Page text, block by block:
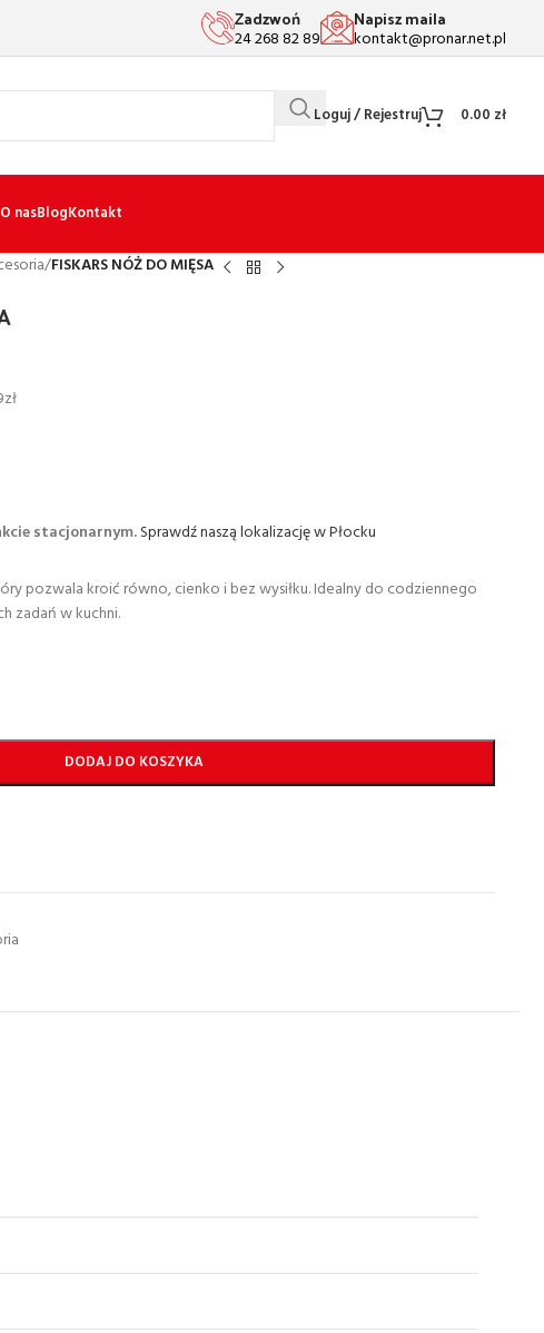
Zadzwoń
24 268 82 89
Napisz maila
kontakt@pronar.net.pl
Loguj / Rejestruj 0.00 zł
O nasBlogKontakt
/FISKARS NÓŻ DO MIĘSA
stacjonarnym.Sprawdź naszą lokalizację w Płocku
pozwala kroić równo, cienko i bez wysiłku. Idealny do codziennego
zadań w kuchni.
DODAJ DO KOSZYKA